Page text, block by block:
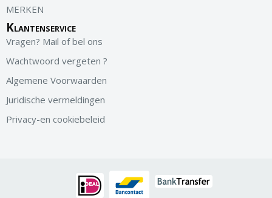
MERKEN
Klantenservice
Vragen? Mail of bel ons
Wachtwoord vergeten ?
Algemene Voorwaarden
Juridische vermeldingen
Privacy-en cookiebeleid